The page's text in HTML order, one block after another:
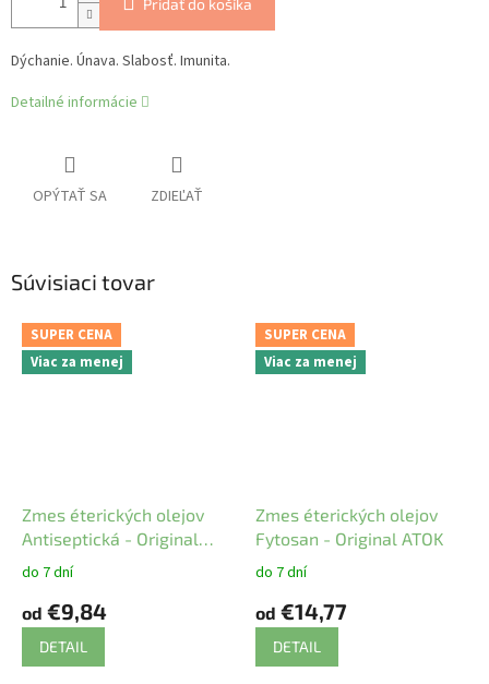
Dýchanie. Únava. Slabosť. Imunita.
Detailné informácie
OPÝTAŤ SA ZDIEĽAŤ
Súvisiaci tovar
SUPER CENA
Viac za menej
Zmes éterických olejov
Antiseptická - Original
ATOK
do 7 dní
od €9,84
DETAIL
SUPER CENA
Viac za menej
Zmes éterických olejov
Fytosan - Original ATOK
do 7 dní
od €14,77
DETAIL